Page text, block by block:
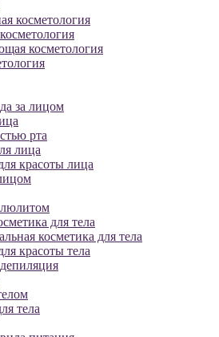
косметология
косметология
за лицом
рта
лица
красоты лица
для тела
косметика для тела
красоты тела
тела